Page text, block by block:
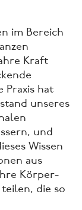
im Bereich
Kraft
Praxis hat
unseres
und
Wissen
aus
Körper-
die so